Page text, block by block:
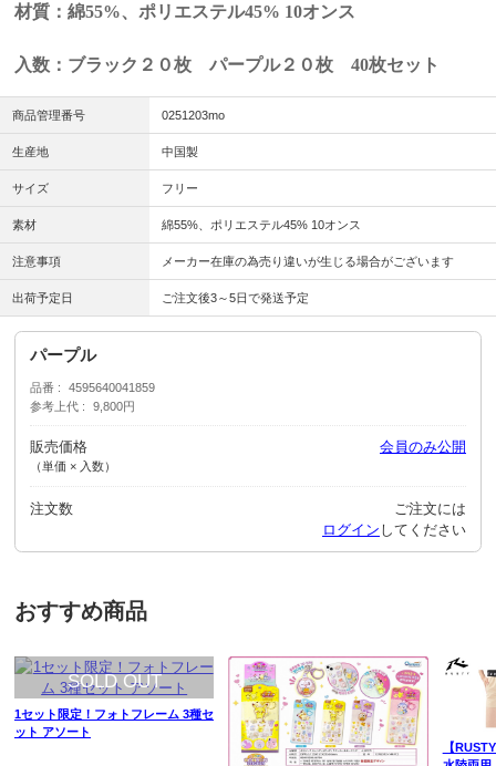
材質：綿55%、ポリエステル45% 10オンス
入数：ブラック２０枚 パープル２０枚 40枚セット
商品管理番号 0251203mo
生産地 中国製
サイズ フリー
素材 綿55%、ポリエステル45% 10オンス
注意事項 メーカー在庫の為売り違いが生じる場合がございます
出荷予定日 ご注文後3～5日で発送予定
パープル
品番
4595640041859
参考上代
9,800円
販売価格
（単価 × 入数）
会員のみ公開
注文数
ご注文には
ログイン してください
おすすめ商品
1セット限定！フォトフレーム 3種セ
ット アソート
【